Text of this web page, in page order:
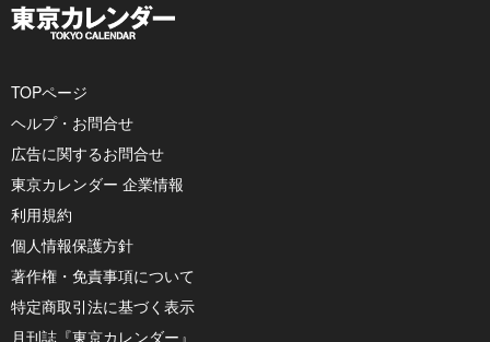
TOPページ
ヘルプ・お問合せ
広告に関するお問合せ
東京カレンダー 企業情報
利用規約
個人情報保護方針
著作権・免責事項について
特定商取引法に基づく表示
月刊誌『東京カレンダー』